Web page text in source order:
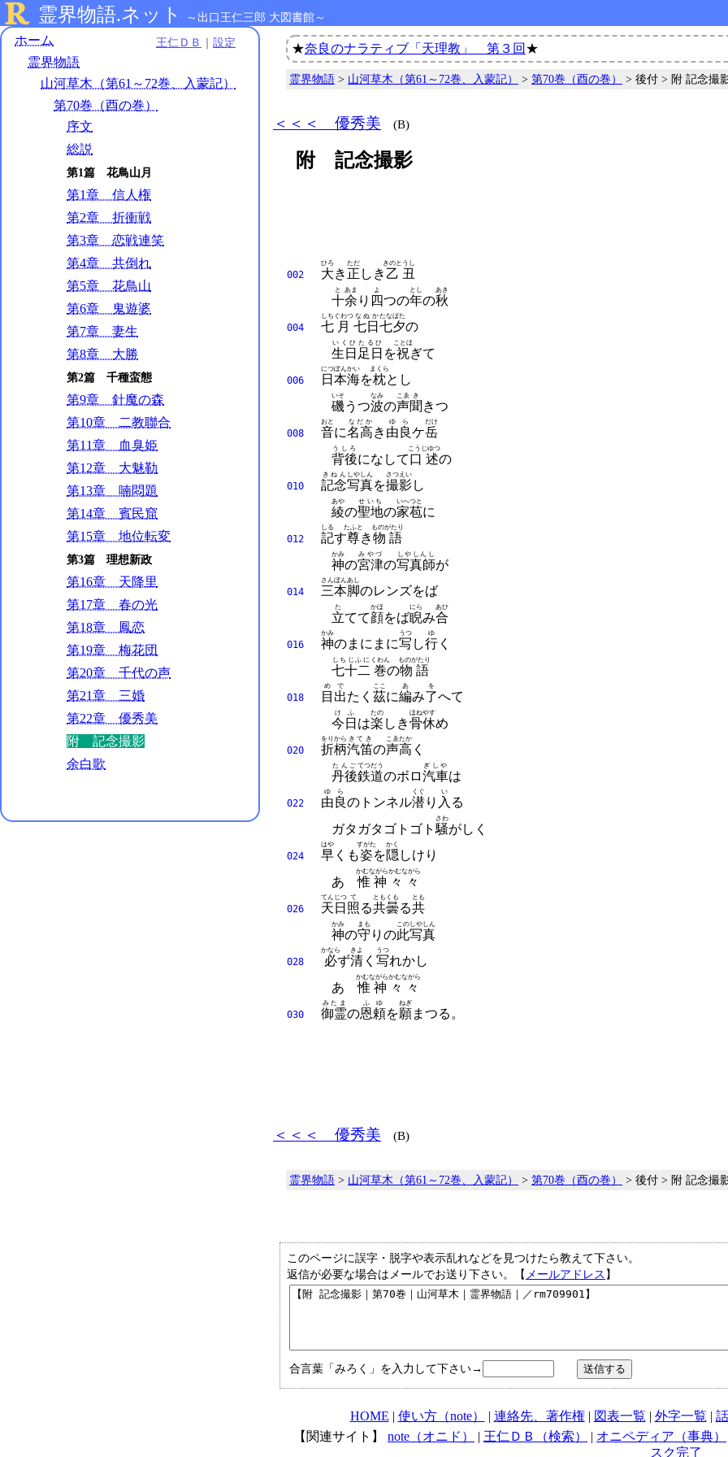
霊界物語.ネット ～出口王仁三郎 大図書館～
王仁ＤＢ ｜ 設定
ホーム
霊界物語
山河草木（第61～72巻、入蒙記）
第70巻（酉の巻）
序文
総説
第1篇 花鳥山月
第1章 信人権
第2章 折衝戦
第3章 恋戦連笑
第4章 共倒れ
第5章 花鳥山
第6章 鬼遊婆
第7章 妻生
第8章 大勝
第2篇 千種蛮態
第9章 針魔の森
第10章 二教聯合
第11章 血臭姫
第12章 大魅勒
第13章 喃悶題
第14章 賓民窟
第15章 地位転変
第3篇 理想新政
第16章 天降里
第17章 春の光
第18章 鳳恋
第19章 梅花団
第20章 千代の声
第21章 三婚
第22章 優秀美
附 記念撮影
余白歌
★奈良のナラティブ「天理教」 第３回 ★
霊界物語 > 山河草木（第61～72巻、入蒙記） >第70巻（酉の巻） > 後付 > 附 記念撮
＜＜＜ 優秀美 (B)
附 記念撮影
002 大
ひろ
き 正
ただ
しき 乙
きのと
丑
うし
十
と
余
あま
り 四
よ
つの年
とし
の秋
あき
004 七
しち
月
ぐわつ
七日
なぬか
七夕
たなばた
の
生日
いくひ
足日
たるひ
を祝
ことほ
ぎて
006 日本海
につぽんかい
を枕
まくら
とし
磯
いそ
うつ波
なみ
の声
こゑ
聞
き
きつ
008 音
おと
に名高
なだか
き 由良
ゆら
ケ岳
だけ
背後
うしろ
になして口述
こうじゆつ
の
010 記念
きねん
写真
しやしん
を撮影
さつえい
し
綾
あや
の聖地
せいち
の家
いへ
苞
つと
に
012 記
しる
す尊
たふと
き物語
ものがたり
神
かみ
の宮津
みやづ
の写真師
しやしんし
が
014 三本脚
さんぼんあし
のレンズをば
立
た
てて顔
かほ
をば睨
にら
み合
あひ
016 神
かみ
のまにまに写
うつ
し行
ゆ
く
七十二
しちじふに
巻
くわん
の物語
ものがたり
018 目出
めで
たく茲
ここ
に編
あ
み了
を
へて
今日
けふ
は楽
たの
しき骨休
ほねやす
め
020 折柄
をりから
汽笛
きてき
の声
こゑ
高
たか
く
丹後
たんご
鉄道
てつだう
のボロ汽車
ぎしや
は
022 由良
ゆら
のトンネル潜
くぐ
り 入
い
る
ガタガタゴトゴト 騒
さわ
がしく
024 早
はや
くも姿
すがた
を隠
かく
しけり
あゝ惟神
かむながら
々々
かむながら
026 天日
てんじつ
照
て
る共
とも
曇
くも
る共
とも
神
かみ
の守
まも
りの此
この
写真
しやしん
028 必
かなら
ず清
きよ
く写
うつ
れかし
あゝ惟神
かむながら
々々
かむながら
030 御霊
みたま
の恩頼
ふゆ
を願
ねぎ
まつる。
＜＜＜ 優秀美 (B)
霊界物語 > 山河草木（第61～72巻、入蒙記） >第70巻（酉の巻） > 後付 > 附 記念撮
このページに誤字・脱字や表示乱れなどを見つけたら教えて下さい。
返信が必要な場合はメールでお送り下さい。【 メールアドレス 】
合言葉「みろく」を入力して下さい→
HOME | 使い方（note） | 連絡先、著作権| 図表一覧 | 外字一覧 |
【関連サイト】 note（オニド） | 王仁ＤＢ（検索） | オニペディア（事典）
スク完了